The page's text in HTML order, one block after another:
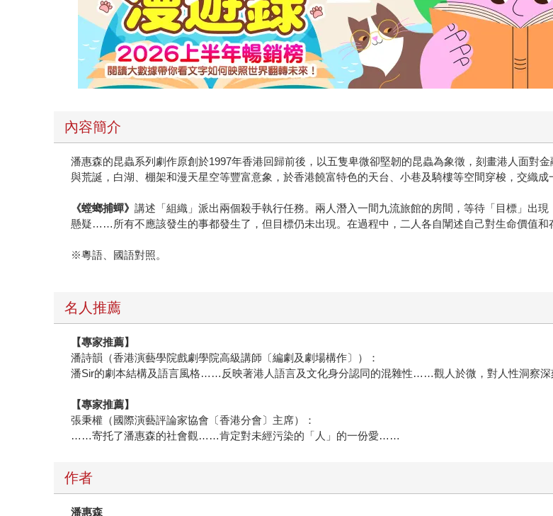
內容簡介
潘惠森的昆蟲系列劇作原創於1997年香港回歸前後，以五隻卑微卻堅韌的昆蟲為象徵，刻畫港人面對
與荒誕，白湖、棚架和漫天星空等豐富意象，於香港饒富特色的天台、小巷及騎樓等空間穿梭，交織成
《螳螂捕蟬》講述「組織」派出兩個殺手執行任務。兩人潛入一間九流旅館的房間，等待「目標」出
懸疑……所有不應該發生的事都發生了，但目標仍未出現。在過程中，二人各自闡述自己對生命價值和
※粵語、國語對照。
名人推薦
【專家推薦】
潘詩韻（香港演藝學院戲劇學院高級講師〔編劇及劇場構作〕）：
潘Sir的劇本結構及語言風格……反映著港人語言及文化身分認同的混雜性……觀人於微，對人性洞察
【專家推薦】
張秉權（國際演藝評論家協會〔香港分會〕主席）：
……寄托了潘惠森的社會觀……肯定對未經污染的「人」的一份愛……
作者
潘惠森